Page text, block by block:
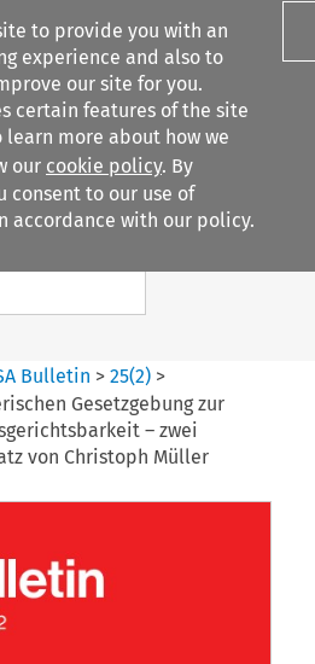
to provide you with an
experience and also to
our site for you.
certain features of the site
more about how we
our cookie policy. By
consent to our use of
accordance with our policy.
filters
Search content
Bulletin >25(2) >
Gesetzgebung zur
– zwei
von Christoph Müller